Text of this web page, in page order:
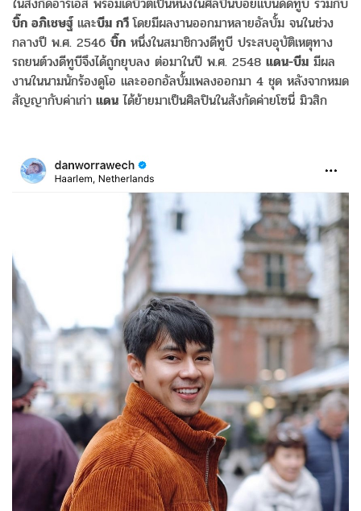
บิ๊ก อภิเชษฐ์ และบีม กวีโดยมีผลงานออกมาหลายอัลบั้ม จนในช่วง
กลางปี พ.ศ. 2546 บิ๊ก หนึ่งในสมาชิกวงดีทูบี ประสบอุบัติเหตุทาง
รถยนต์วงดีทูบีจึงได้ถูกยุบลง ต่อมาในปี พ.ศ. 2548 แดน-บีม มีผล
งานในนามนักร้องดูโอ และออกอัลบั้มเพลงออกมา 4 ชุด หลังจากหมด
สัญญากับค่าเก่า แดน ได้ย้ายมาเป็นศิลปินในสังกัดค่ายโซนี่ มิวสิก